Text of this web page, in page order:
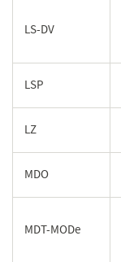
LS-DV
LSP
LZ
MDO
MDT-MODe